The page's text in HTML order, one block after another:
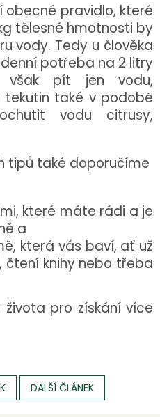
obecné pravidlo, které
tělesné hmotnosti by
vody. Tedy u člověka
potřeba na 2 litry
však pít jen vodu,
tekutin také v podobě
vodu citrusy,
tipů také doporučíme
které máte rádi a je
a
která vás baví, ať už
čtení knihy nebo třeba
pro získání více
DALŠÍ ČLÁNEK